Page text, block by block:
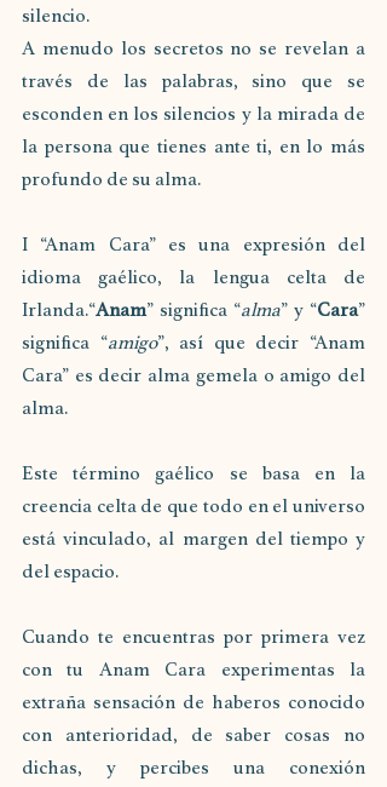
silencio.
A menudo los secretos no se revelan a
través de las palabras, sino que se
esconden en los silencios y la mirada de
la persona que tienes ante ti, en lo más
profundo de su alma.
I “Anam Cara” es una expresión del
idioma gaélico, la lengua celta de
Irlanda.“Anam” significa “alma” y “Cara”
significa “amigo”, así que decir “Anam
Cara” es decir alma gemela o amigo del
alma.
Este término gaélico se basa en la
creencia celta de que todo en el universo
está vinculado, al margen del tiempo y
del espacio.
Cuando te encuentras por primera vez
con tu Anam Cara experimentas la
extraña sensación de haberos conocido
con anterioridad, de saber cosas no
dichas, y percibes una conexión